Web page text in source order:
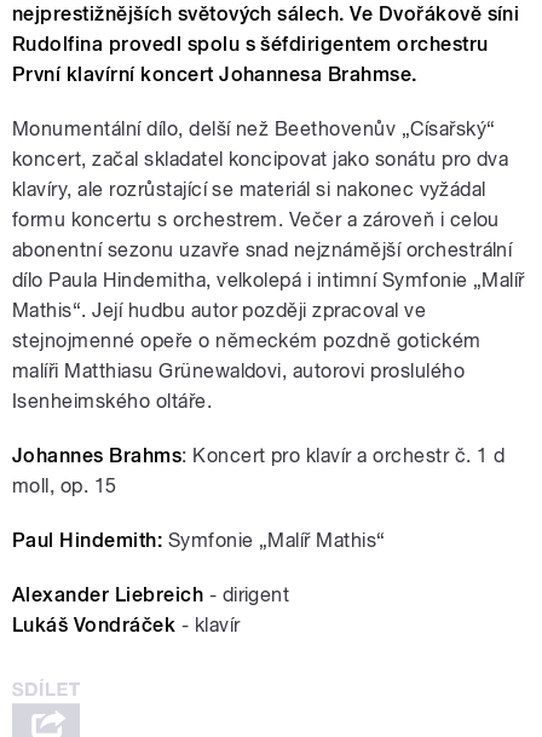
nejprestižnějších světových sálech. Ve Dvořákově síni
Rudolfina provedl spolu s šéfdirigentem orchestru
První klavírní koncert Johannesa Brahmse.
Monumentální dílo, delší než Beethovenův „Císařský“
koncert, začal skladatel koncipovat jako sonátu pro dva
klavíry, ale rozrůstající se materiál si nakonec vyžádal
formu koncertu s orchestrem. Večer a zároveň i celou
abonentní sezonu uzavře snad nejznámější orchestrální
dílo Paula Hindemitha, velkolepá i intimní Symfonie „Malíř
Mathis“. Její hudbu autor později zpracoval ve
stejnojmenné opeře o německém pozdně gotickém
malíři Matthiasu Grünewaldovi, autorovi proslulého
Isenheimského oltáře.
Johannes Brahms: Koncert pro klavír a orchestr č. 1 d
moll, op. 15
Paul Hindemith: Symfonie „Malíř Mathis“
Alexander Liebreich - dirigent
Lukáš Vondráček - klavír